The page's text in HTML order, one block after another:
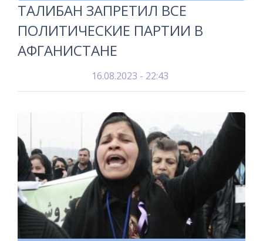
ТАЛИБАН ЗАПРЕТИЛ ВСЕ
ПОЛИТИЧЕСКИЕ ПАРТИИ В
АФГАНИСТАНЕ
16.08.2023 - 22:43